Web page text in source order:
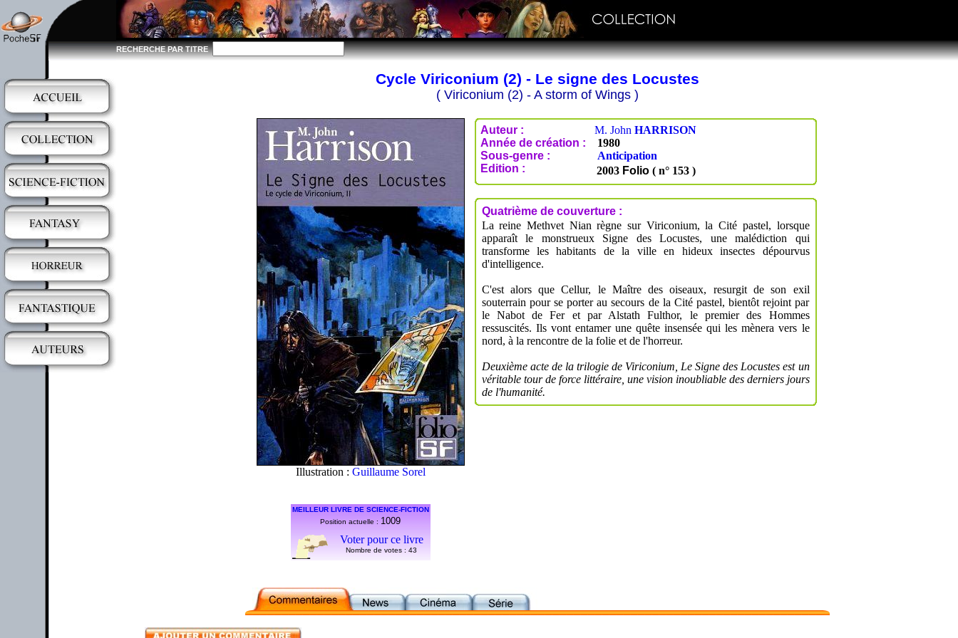
RECHERCHE PAR TITRE
Cycle Viriconium (2) - Le signe des Locustes
( Viriconium (2) - A storm of Wings )
Illustration : Guillaume Sorel
MEILLEUR LIVRE DE SCIENCE-FICTION
Position actuelle : 1009
Voter pour ce livre
Nombre de votes : 43
Auteur : M. John HARRISON
Année de création :
1980
Sous-genre :
Anticipation
Edition :
2003 Folio ( n° 153 )
Quatrième de couverture :
La reine Methvet Nian règne sur Viriconium, la Cité pastel, lorsque
apparaît le monstrueux Signe des Locustes, une malédiction qui
transforme les habitants de la ville en hideux insectes dépourvus
d'intelligence.
C'est alors que Cellur, le Maître des oiseaux, resurgit de son exil
souterrain pour se porter au secours de la Cité pastel, bientôt rejoint par
le Nabot de Fer et par Alstath Fulthor, le premier des Hommes
ressuscités. Ils vont entamer une quête insensée qui les mènera vers le
nord, à la rencontre de la folie et de l'horreur.
Deuxième acte de la trilogie de Viriconium, Le Signe des Locustes est un
véritable tour de force littéraire, une vision inoubliable des derniers jours
de l'humanité.